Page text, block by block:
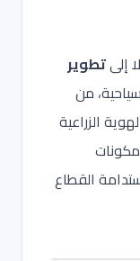
إلىتطوير
من
الزراعية
مكونات
القطاع